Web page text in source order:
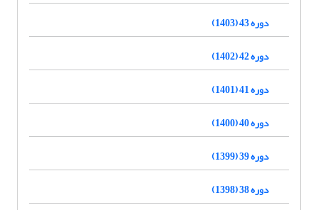
دوره 43 (1403)
دوره 42 (1402)
دوره 41 (1401)
دوره 40 (1400)
دوره 39 (1399)
دوره 38 (1398)